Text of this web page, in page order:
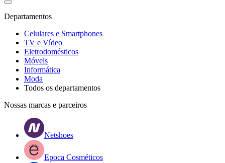
Departamentos
Celulares e Smartphones
TV e Vídeo
Eletrodomésticos
Móveis
Informática
Moda
Todos os departamentos
Nossas marcas e parceiros
Netshoes
Epoca Cosméticos